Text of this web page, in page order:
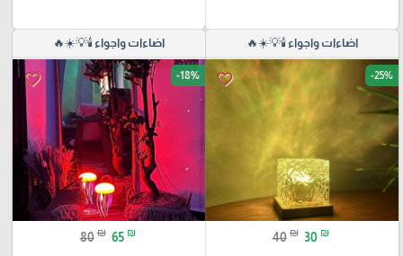
اضاءات واجواء 🕯️💡☀️🔥
favorite_border -25%
40 ₪ 30 ₪
اضاءات واجواء 🕯️💡☀️🔥
favorite_border -18%
80 ₪ 65 ₪